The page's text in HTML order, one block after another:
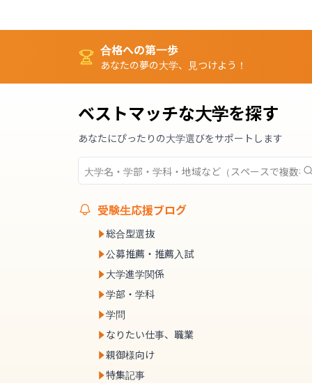
合格への第一歩
あなたの夢の大学、見つけよう！
ベストマッチな大学を探す
あなたにぴったりの大学選びをサポートします
受験生応援ブログ
総合型選抜
公募推薦・推薦入試
大学進学関係
学部・学科
学問
なりたい仕事、職業
親御様向け
特集記事